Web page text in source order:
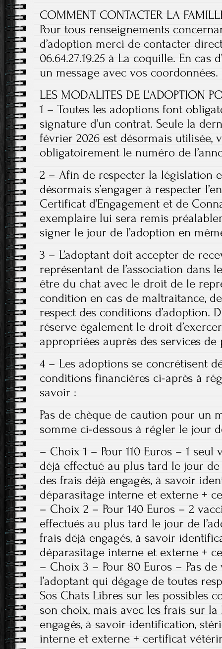
COMMENT CONTACTER LA
Pour tous renseignements
d’adoption merci de contacter
06.64.27.19.25 à La coquille. En cas
un message avec vos coordonnées.
LES MODALITES DE L’ADOPTION
1 – Toutes les adoptions font
signature d’un contrat. Seule la
février 2026 est désormais utilisée,
obligatoirement le numéro de
2 – Afin de respecter la législation
désormais s’engager à respecter
Certificat d’Engagement et de
exemplaire lui sera remis
signer le jour de l’adoption en
3 – L’adoptant doit accepter de
représentant de l’association dans
être du chat avec le droit de le
condition en cas de maltraitance,
respect des conditions d’adoption.
réserve également le droit
appropriées auprès des services
4 – Les adoptions se concrétisent
conditions financières ci-après à
savoir :
Pas de chèque de caution pour un
somme ci-dessous à régler le jour
– Choix 1 – Pour 110 Euros – 1
déjà effectué au plus tard le jour de
des frais déjà engagés, à savoir
déparasitage interne et externe +
– Choix 2 – Pour 140 Euros – 2
effectués au plus tard le jour de
frais déjà engagés, à savoir
déparasitage interne et externe +
– Choix 3 – Pour 80 Euros – Pas
l’adoptant qui dégage de toutes
Sos Chats Libres sur les possibles
son choix, mais avec les frais sur la
engagés, à savoir identification,
interne et externe + certificat